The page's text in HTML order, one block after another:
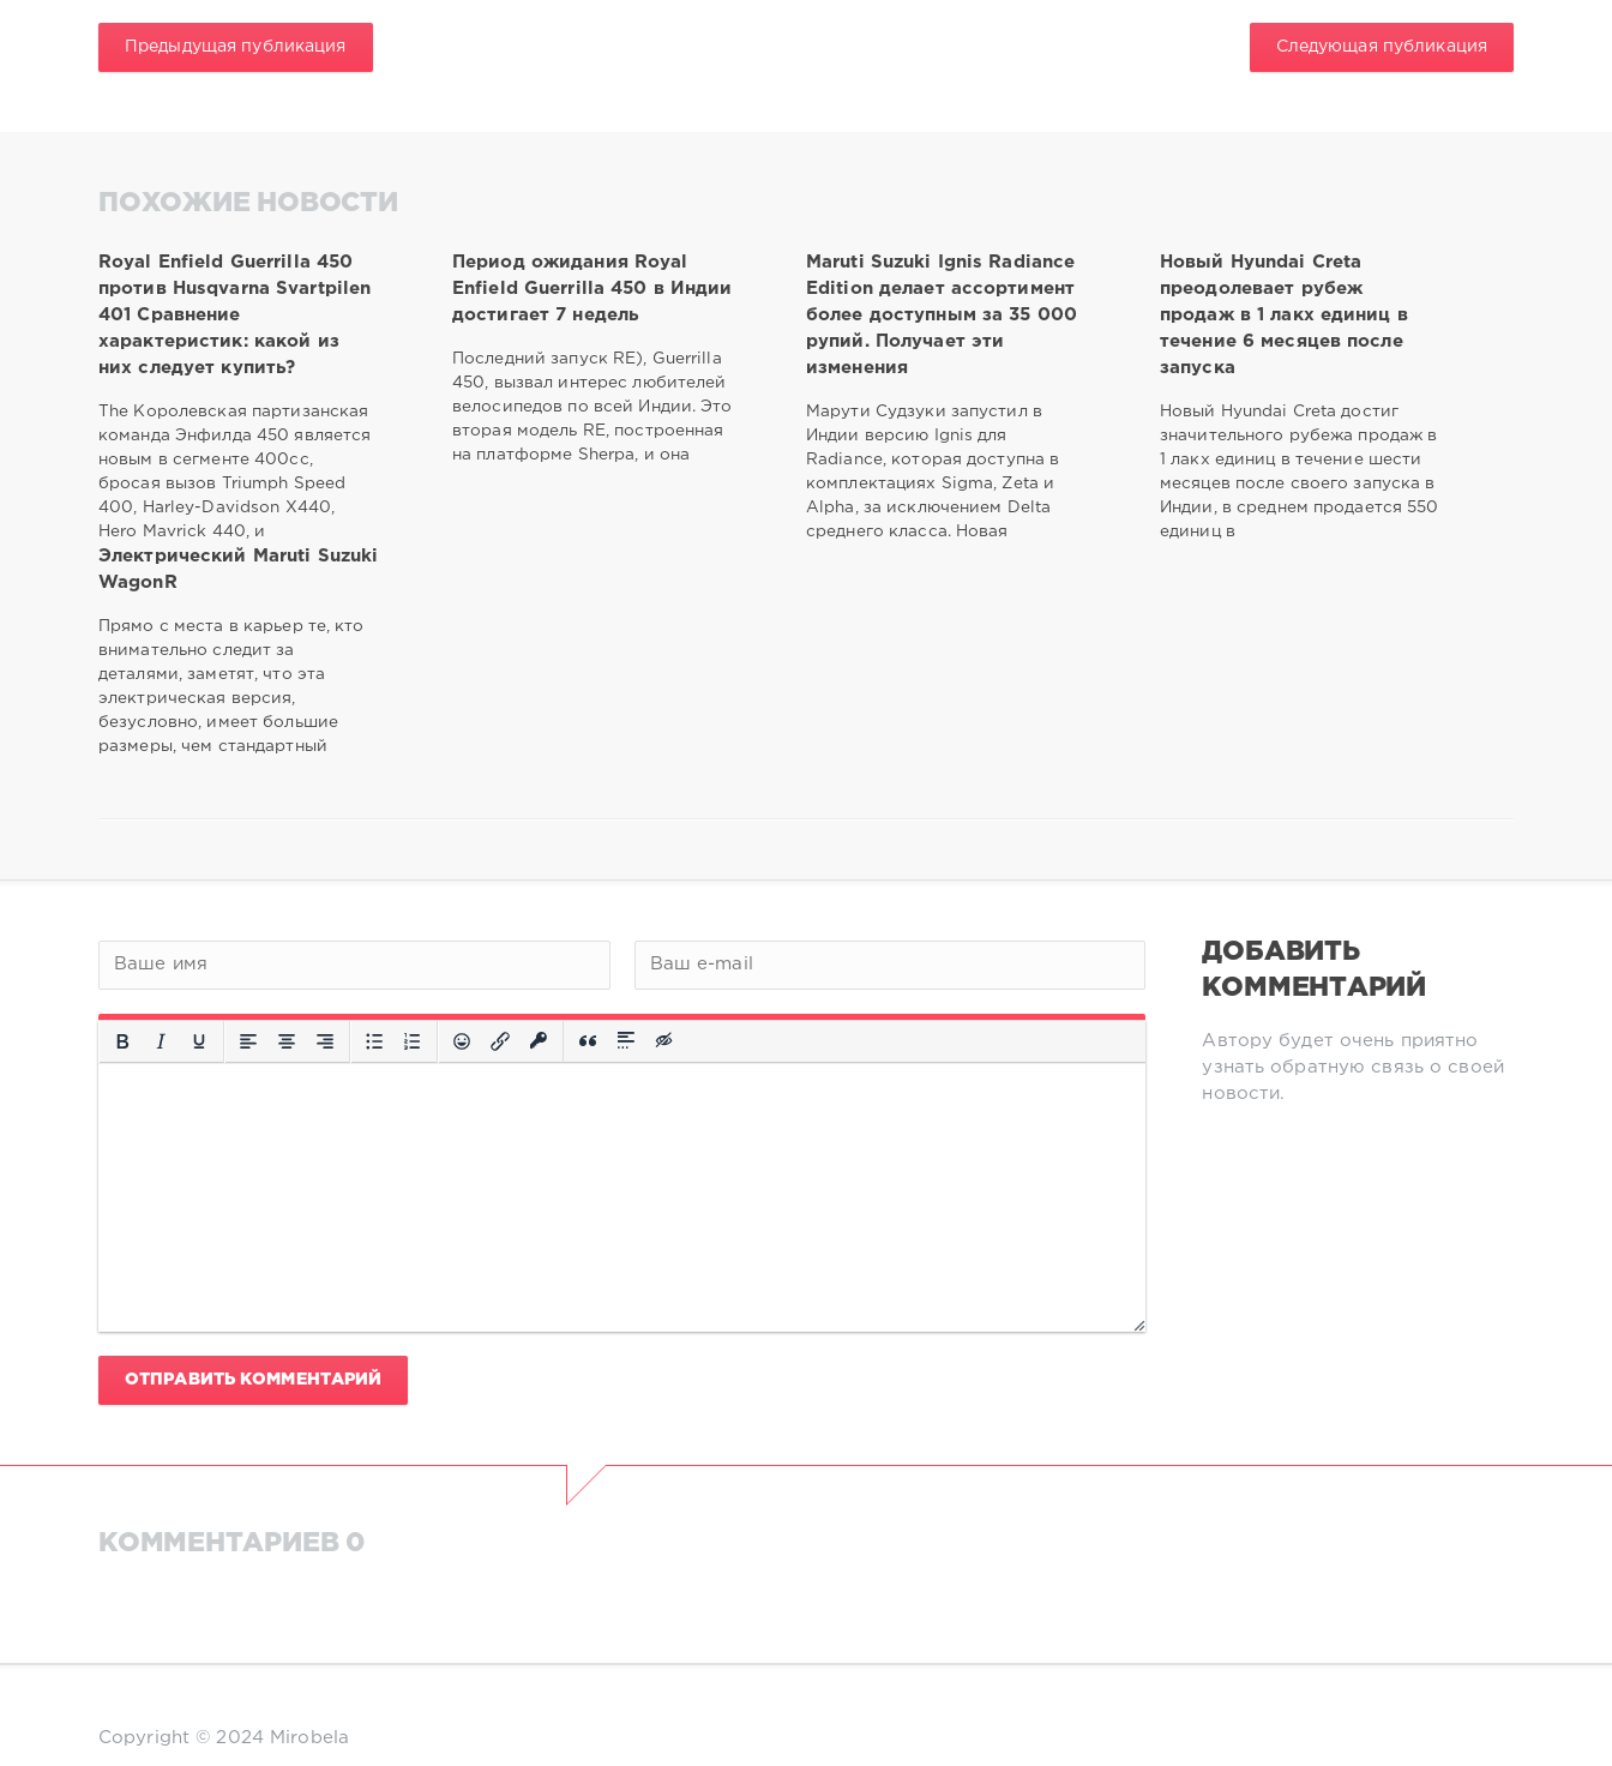
Предыдущая публикация Следующая публикация
ПОХОЖИЕ НОВОСТИ
Royal Enfield Guerrilla 450
против Husqvarna Svartpilen
401 Сравнение
характеристик: какой из
них следует купить?
The Королевская партизанская
команда Энфилда 450 является
новым в сегменте 400cc,
бросая вызов Triumph Speed
400, Harley-Davidson X440,
Hero Mavrick 440, и
Период ожидания Royal
Enfield Guerrilla 450 в Индии
достигает 7 недель
Последний запуск RE), Guerrilla
450, вызвал интерес любителей
велосипедов по всей Индии. Это
вторая модель RE, построенная
на платформе Sherpa, и она
Maruti Suzuki Ignis Radiance
Edition делает ассортимент
более доступным за 35 000
рупий. Получает эти
изменения
Марути Судзуки запустил в
Индии версию Ignis для
Radiance, которая доступна в
комплектациях Sigma, Zeta и
Alpha, за исключением Delta
среднего класса. Новая
Новый Hyundai Creta
преодолевает рубеж
продаж в 1 лакх единиц в
течение 6 месяцев после
запуска
Новый Hyundai Creta достиг
значительного рубежа продаж в
1 лакх единиц в течение шести
месяцев после своего запуска в
Индии, в среднем продается 550
единиц в
Электрический Maruti Suzuki
WagonR
Прямо с места в карьер те, кто
внимательно следит за
деталями, заметят, что эта
электрическая версия,
безусловно, имеет большие
размеры, чем стандартный
ДОБАВИТЬ
КОММЕНТАРИЙ
Автору будет очень приятно
узнать обратную связь о своей
новости.
ОТПРАВИТЬ КОММЕНТАРИЙ
КОММЕНТАРИЕВ 0
Copyright © 2024 Mirobela